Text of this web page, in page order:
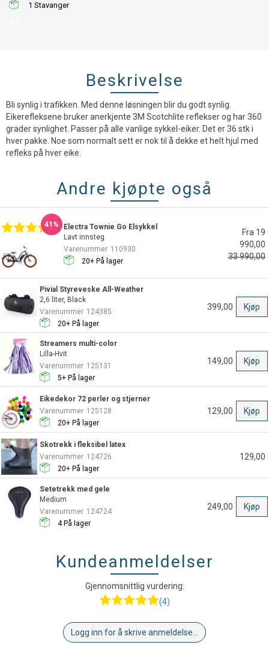
1
Beskrivelse
Bli synlig i trafikken. Med denne løsningen blir du godt synlig.
Eikerefleksene bruker anerkjente 3M Scotchlite reflekser og har 360
grader synlighet. Passer på alle vanlige sykkel-eiker. Det er 36 stk i
hver pakke. Noe som normalt sett er nok til å dekke et helt hjul med
refleks på hver eike.
Andre kjøpte også
41%
Electra Townie Go Elsykkel
Lavt innsteg
Varenummer 110930
20+ På lager
Fra 19
990,00
33 990,00
Pivial Styreveske All-Weather
2,6 liter, Black
Varenummer 124385
20+ På lager
399,00 Kjøp
Streamers multi-color
Lilla-Hvit
Varenummer 125131
5+ På lager
149,00 Kjøp
Eikedekor 72 perler og stjerner
Varenummer 125128
20+ På lager
129,00 Kjøp
Skotrekk i fleksibel latex
Varenummer 124726
20+ På lager
129,00
Setetrekk med gele
Medium
Varenummer 124724
4På lager
249,00 Kjøp
Kundeanmeldelser
Gjennomsnittlig vurdering:
(4)
Logg inn for å skrive anmeldelse...